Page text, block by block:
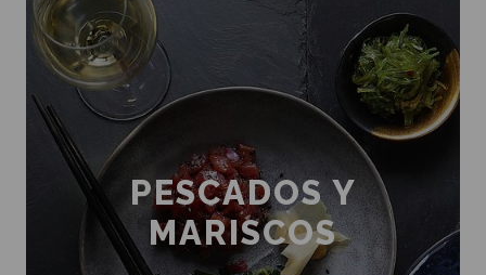
PESCADOS Y
MARISCOS